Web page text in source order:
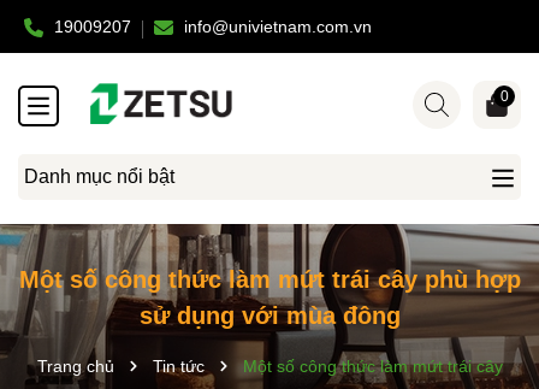
19009207 info@univietnam.com.vn
Danh mục nổi bật
0
Một số công thức làm mứt trái cây phù hợp
sử dụng với mùa đông
Trang chủ Tin tức
Một số công thức làm mứt trái cây